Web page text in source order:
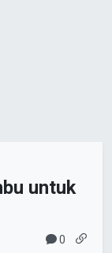
untuk
0